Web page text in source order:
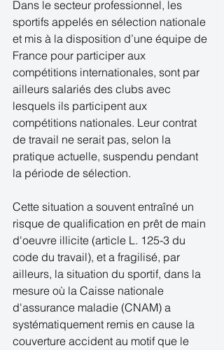
Dans le secteur professionnel, les
sportifs appelés en sélection nationale
et mis à la disposition d’une équipe de
France pour participer aux
compétitions internationales, sont par
ailleurs salariés des clubs avec
lesquels ils participent aux
compétitions nationales. Leur contrat
de travail ne serait pas, selon la
pratique actuelle, suspendu pendant
la période de sélection.
Cette situation a souvent entraîné un
risque de qualification en prêt de main
d'oeuvre illicite (article L. 125-3 du
code du travail), et a fragilisé, par
ailleurs, la situation du sportif, dans la
mesure où la Caisse nationale
d'assurance maladie (CNAM) a
systématiquement remis en cause la
couverture accident au motif que le